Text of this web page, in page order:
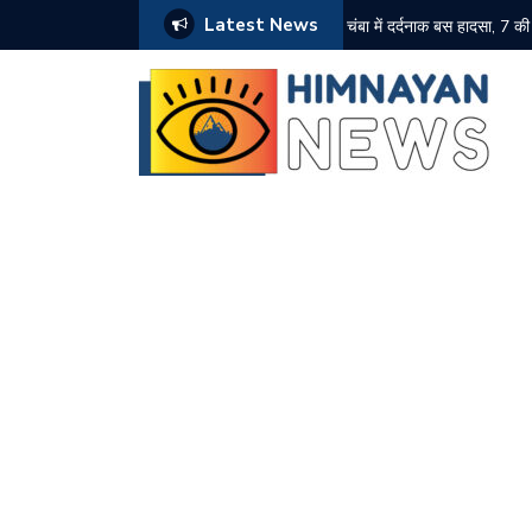
Latest News चंबा में दर्दनाक बस हादसा, 7